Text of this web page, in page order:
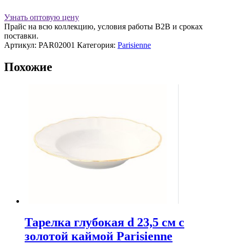
Узнать оптовую цену
Прайс на всю коллекцию, условия работы В2В и сроках
поставки.
Артикул: PAR02001 Категория: Parisienne
Похожие
Тарелка глубокая d 23,5 см с
золотой каймой Parisienne